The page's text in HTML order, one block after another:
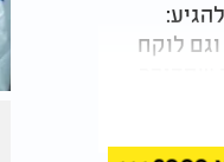
לוקח
לאדם את